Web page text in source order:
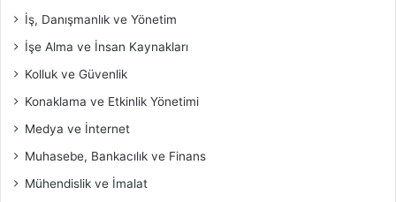
İş, Danışmanlık ve Yönetim
İşe Alma ve İnsan Kaynakları
Kolluk ve Güvenlik
Konaklama ve Etkinlik Yönetimi
Medya ve İnternet
Muhasebe, Bankacılık ve Finans
Mühendislik ve İmalat